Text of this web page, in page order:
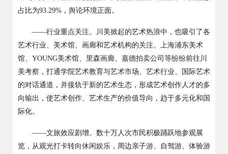
占比为93.29% ，舆论环境正面。
——行业重点关注。川美掀起的艺术热浪中，也吸引了各
艺术行业、美术馆、画廊和艺术机构的关注。上海浦东美术
馆、 YOUNG美术馆、里森画廊、嘉德拍卖公司等纷纷前往川
美考察，打通学院艺术教育与艺术市场、艺术行业、国际艺术
的对话通道，并接轨于新的艺术生态，形成艺术创作人才的多
向输出，使艺术创作、艺术生产的价值导向，趋于多元化和国
际化。
——文旅效应剧增。数十万人次市民积极踊跃地参观展
览，从观光打卡转向休闲娱乐，周边亲子游、自驾游、体验游